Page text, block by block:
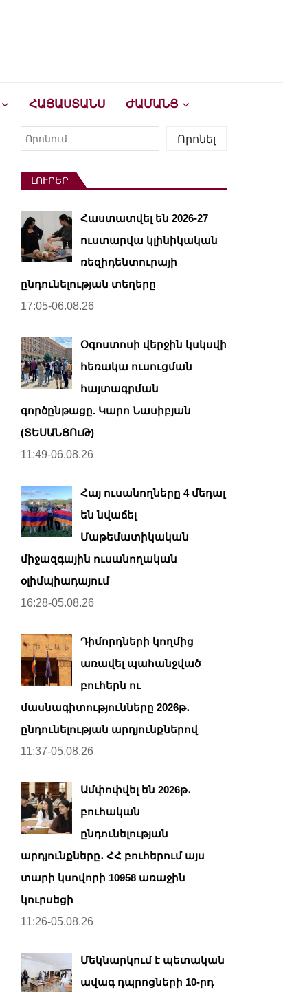
ՀԱՅԱՍՏԱՆՍ ԺԱՄԱՆՑ
Որոնել
Որոնել
ԼՈՒՐԵՐ
Հաստատվել են 2026-27
ուստարվա կլինիկական
ռեզիդենտուրայի
ընդունելության տեղերը
17:05-06.08.26
Օգոստոսի վերջին կսկսվի
հեռակա ուսուցման
հայտագրման
գործընթացը. Կարո Նասիբյան
(ՏԵՍԱՆՅՈւԹ)
11:49-06.08.26
Հայ ուսանողները 4 մեդալ
են նվաճել
Մաթեմատիկական
միջազգային ուսանողական
օլիմպիադայում
16:28-05.08.26
Դիմորդների կողմից
առավել պահանջված
բուհերն ու
մասնագիտությունները 2026թ․
ընդունելության արդյունքներով
11:37-05.08.26
Ամփոփվել են 2026թ․
բուհական
ընդունելության
արդյունքները․ ՀՀ բուհերում այս
տարի կսովորի 10958 առաջին
կուրսեցի
11:26-05.08.26
Մեկնարկում է պետական
ավագ դպրոցների 10-րդ